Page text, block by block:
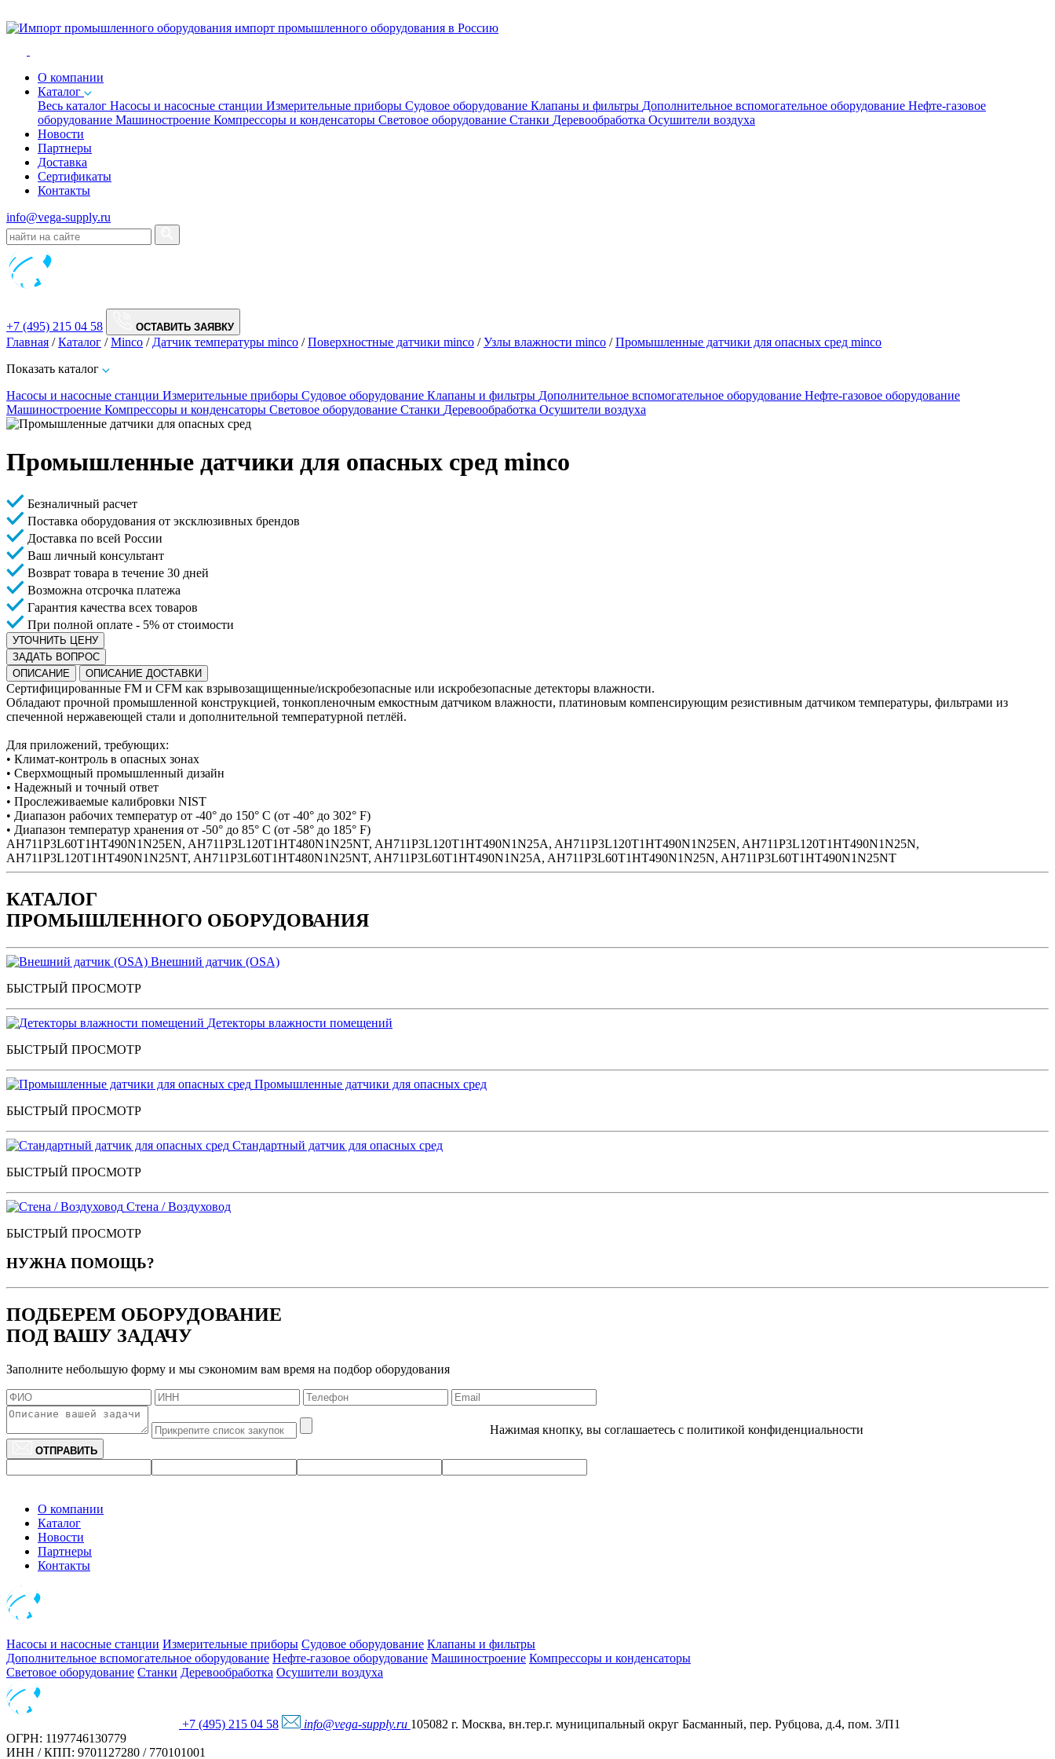
импорт промышленного оборудования в Россию
O компании
Каталог
Весь каталог Насосы и насосные станции Измерительные приборы Судовое оборудование Клапаны и фильтры Дополнительное вспомогательное оборудование Нефте-газовое
оборудование Машиностроение Компрессоры и конденсаторы Световое оборудование Станки Деревообработка Осушители воздуха
Новости
Партнеры
Доставка
Сертификаты
Контакты
info@vega-supply.ru
+7 (495) 215 04 58 ОСТАВИТЬ ЗАЯВКУ
Главная /Каталог /Minco / Датчик температуры minco /Поверхностные датчики minco /Узлы влажности minco /Промышленные датчики для опасных сред minco
Показать каталог
Насосы и насосные станции Измерительные приборы Судовое оборудование Клапаны и фильтры Дополнительное вспомогательное оборудование Нефте-газовое оборудование
Машиностроение Компрессоры и конденсаторы Световое оборудование Станки Деревообработка Осушители воздуха
Промышленные датчики для опасных сред minco
Безналичный расчет
Поставка оборудования от эксклюзивных брендов
Доставка по всей России
Ваш личный консультант
Возврат товара в течение 30 дней
Возможна отсрочка платежа
Гарантия качества всех товаров
При полной оплате - 5% от стоимости
УТОЧНИТЬ ЦЕНУ
ЗАДАТЬ ВОПРОС
ОПИСАНИЕ
ОПИСАНИЕ ДОСТАВКИ
Сертифицированные FM и CFM как взрывозащищенные/искробезопасные или искробезопасные детекторы влажности.
Обладают прочной промышленной конструкцией, тонкопленочным емкостным датчиком влажности, платиновым компенсирующим резистивным датчиком температуры, фильтрами из
спеченной нержавеющей стали и дополнительной температурной петлёй.
Для приложений, требующих:
• Климат-контроль в опасных зонах
• Сверхмощный промышленный дизайн
• Надежный и точный ответ
• Прослеживаемые калибровки NIST
• Диапазон рабочих температур от -40° до 150° C (от -40° до 302° F)
• Диапазон температур хранения от -50° до 85° C (от -58° до 185° F)
AH711P3L60T1HT490N1N25EN, AH711P3L120T1HT480N1N25NT, AH711P3L120T1HT490N1N25A, AH711P3L120T1HT490N1N25EN, AH711P3L120T1HT490N1N25N,
AH711P3L120T1HT490N1N25NT, AH711P3L60T1HT480N1N25NT, AH711P3L60T1HT490N1N25A, AH711P3L60T1HT490N1N25N, AH711P3L60T1HT490N1N25NT
КАТАЛОГ
ПРОМЫШЛЕННОГО ОБОРУДОВАНИЯ
Внешний датчик (OSA)
БЫСТРЫЙ ПРОСМОТР
Детекторы влажности помещений
БЫСТРЫЙ ПРОСМОТР
Промышленные датчики для опасных сред
БЫСТРЫЙ ПРОСМОТР
Стандартный датчик для опасных сред
БЫСТРЫЙ ПРОСМОТР
Стена / Воздуховод
БЫСТРЫЙ ПРОСМОТР
НУЖНА ПОМОЩЬ?
ПОДБЕРЕМ ОБОРУДОВАНИЕ
ПОД ВАШУ ЗАДАЧУ
Заполните небольшую форму и мы сэкономим вам время на подбор оборудования
Нажимая кнопку, вы соглашаетесь с политикой конфиденциальности
ОТПРАВИТЬ
О компании
Каталог
Новости
Партнеры
Контакты
Насосы и насосные станции Измерительные приборы Судовое оборудование Клапаны и фильтры
Дополнительное вспомогательное оборудование Нефте-газовое оборудование Машиностроение Компрессоры и конденсаторы
Световое оборудование Станки Деревообработка Осушители воздуха
+7 (495) 215 04 58 info@vega-supply.ru 105082 г. Москва, вн.тер.г. муниципальный округ Басманный, пер. Рубцова, д.4, пом. 3/П1
ОГРН: 1197746130779
ИНН / КПП: 9701127280 / 770101001